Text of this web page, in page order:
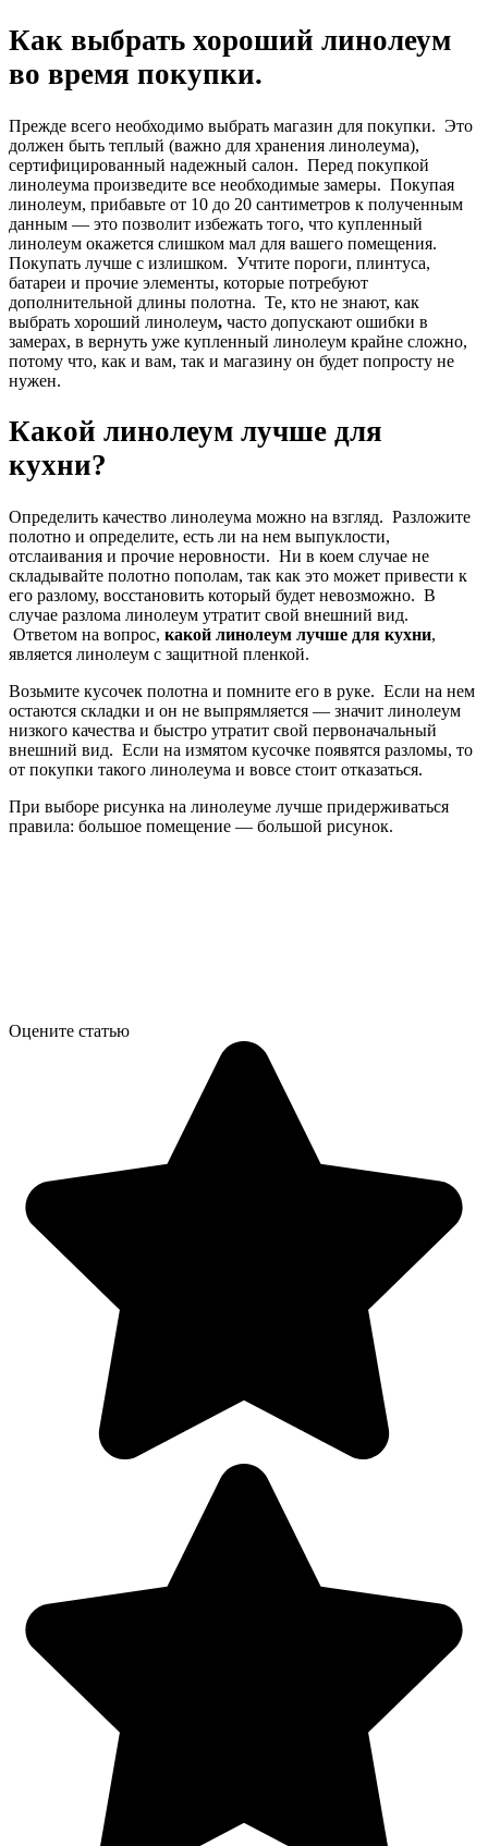
Как выбрать хороший линолеум
во время покупки.
Прежде всего необходимо выбрать магазин для покупки. Это
должен быть теплый (важно для хранения линолеума),
сертифицированный надежный салон. Перед покупкой
линолеума произведите все необходимые замеры. Покупая
линолеум, прибавьте от 10 до 20 сантиметров к полученным
данным — это позволит избежать того, что купленный
линолеум окажется слишком мал для вашего помещения.
Покупать лучше с излишком. Учтите пороги, плинтуса,
батареи и прочие элементы, которые потребуют
дополнительной длины полотна. Те, кто не знают, как
выбрать хороший линолеум, часто допускают ошибки в
замерах, в вернуть уже купленный линолеум крайне сложно,
потому что, как и вам, так и магазину он будет попросту не
нужен.
Какой линолеум лучше для
кухни?
Определить качество линолеума можно на взгляд. Разложите
полотно и определите, есть ли на нем выпуклости,
отслаивания и прочие неровности. Ни в коем случае не
складывайте полотно пополам, так как это может привести к
его разлому, восстановить который будет невозможно. В
случае разлома линолеум утратит свой внешний вид.
Ответом на вопрос, какой линолеум лучше для кухни,
является линолеум с защитной пленкой.
Возьмите кусочек полотна и помните его в руке. Если на нем
остаются складки и он не выпрямляется — значит линолеум
низкого качества и быстро утратит свой первоначальный
внешний вид. Если на измятом кусочке появятся разломы, то
от покупки такого линолеума и вовсе стоит отказаться.
При выборе рисунка на линолеуме лучше придерживаться
правила: большое помещение — большой рисунок.
Оцените статью